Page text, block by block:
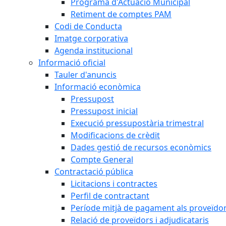
Retiment de comptes PAM
Codi de Conducta
Imatge corporativa
Agenda institucional
Informació oficial
Tauler d'anuncis
Informació econòmica
Pressupost
Pressupost inicial
Execució pressupostària trimestral
Modificacions de crèdit
Dades gestió de recursos econòmics
Compte General
Contractació pública
Licitacions i contractes
Perfil de contractant
Període mitjà de pagament als
Relació de proveïdors i adjudicataris